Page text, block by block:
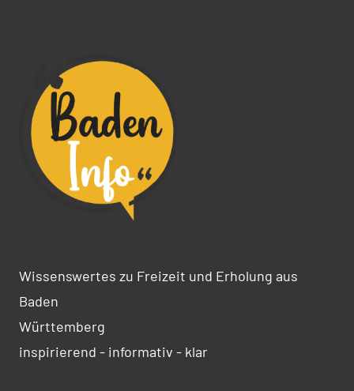
Wissenswertes zu Freizeit und Erholung aus
Baden
Württemberg
inspirierend - informativ - klar